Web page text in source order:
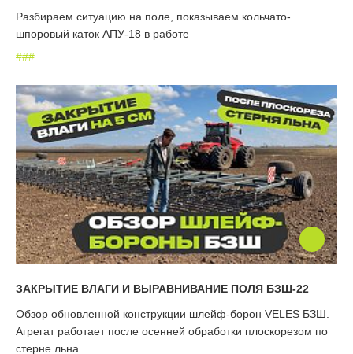
Разбираем ситуацию на поле, показываем кольчато-
шпоровый каток АПУ-18 в работе
###
ЗАКРЫТИЕ ВЛАГИ И ВЫРАВНИВАНИЕ ПОЛЯ БЗШ-22
Обзор обновленной конструкции шлейф-борон VELES БЗШ.
Агрегат работает после осенней обработки плоскорезом по
стерне льна